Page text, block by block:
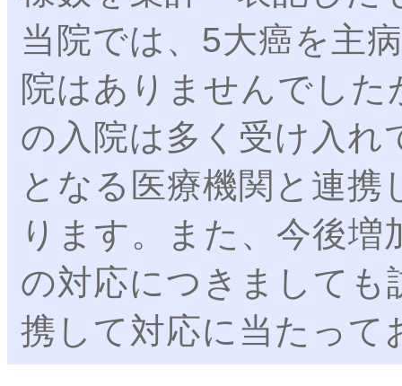
当院では、5大癌を主
院はありませんでし
の入院は多く受け入れ
となる医療機関と連
ります。また、今後
の対応につきましても
携して対応に当たって